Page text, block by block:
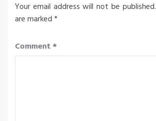
Your email address will not be published.
are marked*
Comment*